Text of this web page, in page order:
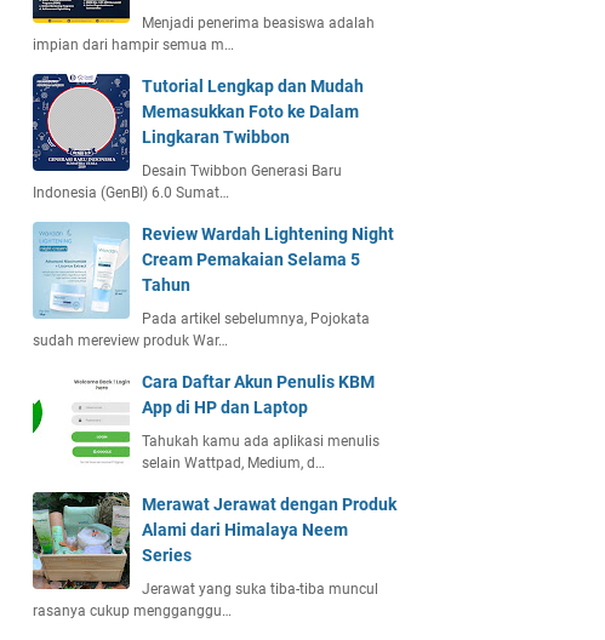
Menjadi penerima beasiswa adalah
impian dari hampir semua m…
Tutorial Lengkap dan Mudah
Memasukkan Foto ke Dalam
Lingkaran Twibbon
Desain Twibbon Generasi Baru
Indonesia (GenBI) 6.0 Sumat…
Review Wardah Lightening Night
Cream Pemakaian Selama 5
Tahun
Pada artikel sebelumnya, Pojokata
sudah mereview produk War…
Cara Daftar Akun Penulis KBM
App di HP dan Laptop
Tahukah kamu ada aplikasi menulis
selain Wattpad, Medium, d…
Merawat Jerawat dengan Produk
Alami dari Himalaya Neem
Series
Jerawat yang suka tiba-tiba muncul
rasanya cukup mengganggu…